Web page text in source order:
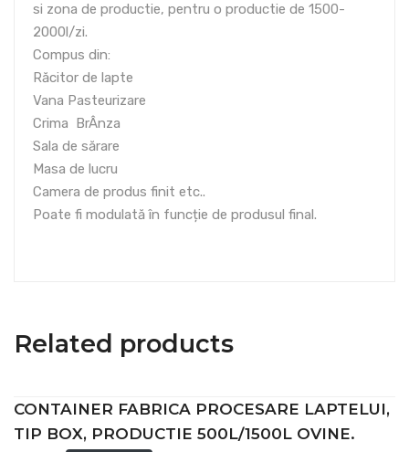
si zona de productie, pentru o productie de 1500-
2000l/zi.
Compus din:
Răcitor de lapte
Vana Pasteurizare
Crima BrÂnza
Sala de sărare
Masa de lucru
Camera de produs finit etc..
Poate fi modulată în funcție de produsul final.
Related products
CONTAINER FABRICA PROCESARE LAPTELUI,
TIP BOX, PRODUCTIE 500L/1500L OVINE.